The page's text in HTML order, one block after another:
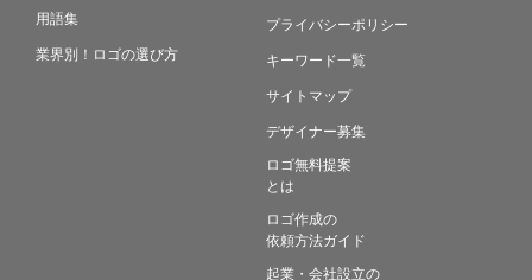
用語集
業界別！ロゴの選び方
プライバシーポリシー
キーワード一覧
サイトマップ
デザイナー募集
ロゴ無料提案
とは
ロゴ作成の
依頼方法ガイド
起業・会社設立の